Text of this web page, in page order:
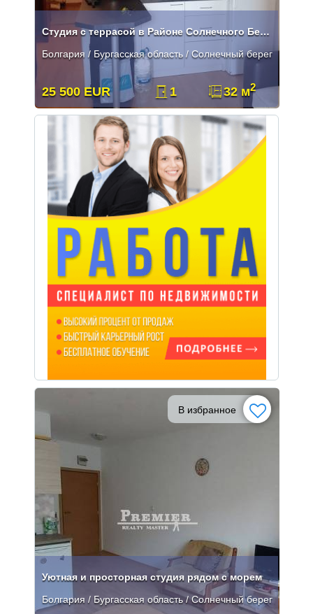
Студия с террасой в Районе Солнечного Берега
Болгария / Бургасская область / Солнечный берег
25 500 EUR 1 32 м2
В избранное
Уютная и просторная студия рядом с морем
Болгария / Бургасская область / Солнечный берег